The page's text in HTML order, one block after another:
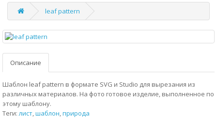
leaf pattern
Описание
Шаблон leaf pattern в формате SVG и Studio для вырезания из
различных материалов. На фото готовое изделие, выполненное по
этому шаблону.
Теги:лист,шаблон,природа